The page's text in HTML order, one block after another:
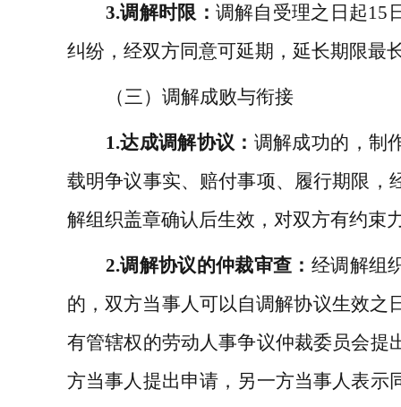
3.调解时限： 调解自受理之日起15
纠纷，经双方同意可延期，延长期限最
（三）调解成败与衔接
1.达成调解协议： 调解成功的，制
载明争议事实、赔付事项、履行期限，
解组织盖章确认后生效，对双方有约束
2.调解协议的仲裁审查： 经调解组
的，双方当事人可以自调解协议生效之
有管辖权的劳动人事争议仲裁委员会提
方当事人提出申请，另一方当事人表示